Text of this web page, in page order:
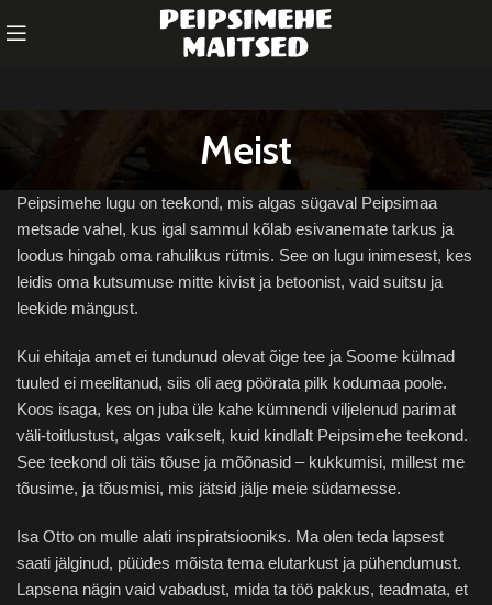
Meist
Peipsimehe lugu on teekond, mis algas sügaval Peipsimaa
metsade vahel, kus igal sammul kõlab esivanemate tarkus ja
loodus hingab oma rahulikus rütmis. See on lugu inimesest, kes
leidis oma kutsumuse mitte kivist ja betoonist, vaid suitsu ja
leekide mängust.
Kui ehitaja amet ei tundunud olevat õige tee ja Soome külmad
tuuled ei meelitanud, siis oli aeg pöörata pilk kodumaa poole.
Koos isaga, kes on juba üle kahe kümnendi viljelenud parimat
väli-toitlustust, algas vaikselt, kuid kindlalt Peipsimehe teekond.
See teekond oli täis tõuse ja mõõnasid – kukkumisi, millest me
tõusime, ja tõusmisi, mis jätsid jälje meie südamesse.
Isa Otto on mulle alati inspiratsiooniks. Ma olen teda lapsest
saati jälginud, püüdes mõista tema elutarkust ja pühendumust.
Lapsena nägin vaid vabadust, mida ta töö pakkus, teadmata, et